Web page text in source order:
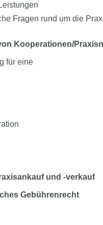
Fragen rund um die
Kooperationen/
für eine
und -verkauf
Gebührenrecht